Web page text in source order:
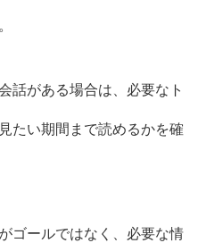
話がある場合は、必要なト
たい期間まで読めるかを確
ゴールではなく、必要な情